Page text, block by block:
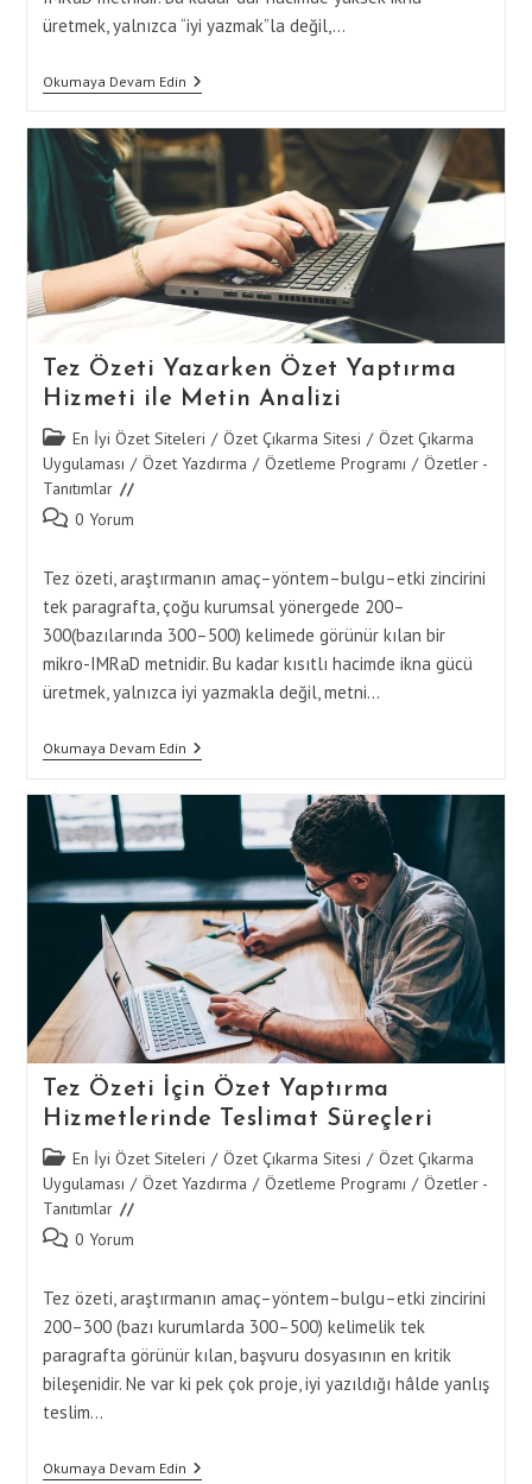
üretmek, yalnızca “iyi yazmak”la değil,…
Okumaya Devam EdinÖzet
Yaptırma
Ile
Tez
Özeti
Yazımının
İncelikleri
Tez Özeti Yazarken Özet Yaptırma
Hizmeti ile Metin Analizi
Post
category:
En İyi Özet Siteleri / Özet Çıkarma Sitesi / Özet Çıkarma
Uygulaması / Özet Yazdırma / Özetleme Programı / Özetler -
Tanıtımlar
Post 0 Yorum
Tez özeti, araştırmanın amaç–yöntem–bulgu–etki zincirini
tek paragrafta, çoğu kurumsal yönergede 200–
300(bazılarında 300–500) kelimede görünür kılan bir
mikro-IMRaD metnidir. Bu kadar kısıtlı hacimde ikna gücü
üretmek, yalnızca iyi yazmakla değil, metni…
Okumaya Devam EdinTez
Özeti
Yaptırma
Hizmeti
Metin
Analizi
Tez Özeti İçin Özet Yaptırma
Hizmetlerinde Teslimat Süreçleri
Post
category:
En İyi Özet Siteleri / Özet Çıkarma Sitesi / Özet Çıkarma
Uygulaması / Özet Yazdırma / Özetleme Programı / Özetler -
Tanıtımlar
Post 0 Yorum
Tez özeti, araştırmanın amaç–yöntem–bulgu–etki zincirini
200–300 (bazı kurumlarda 300–500) kelimelik tek
paragrafta görünür kılan, başvuru dosyasının en kritik
bileşenidir. Ne var ki pek çok proje, iyi yazıldığı hâlde yanlış
teslim…
Okumaya Devam EdinTez